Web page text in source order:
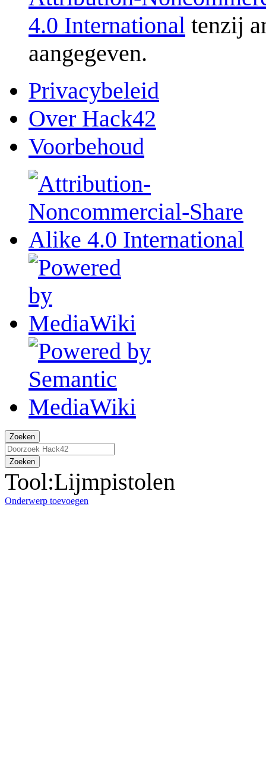
4.0 International tenzij
aangegeven.
Privacybeleid
Over Hack42
Voorbehoud
Zoeken
Zoeken
Tool:Lijmpistolen
Onderwerp toevoegen